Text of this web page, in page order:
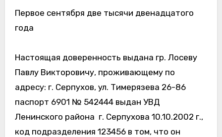
Первое сентября две тысячи двенадцатого
года
Настоящая доверенность выдана гр. Лосеву
Павлу Викторовичу, проживающему по
адресу: г. Серпухов, ул. Тимерязева 26-86
паспорт 6901 № 542444 выдан УВД
Ленинского района г. Серпухова 10.10.2002 г.,
код подразделения 123456 в том, что он